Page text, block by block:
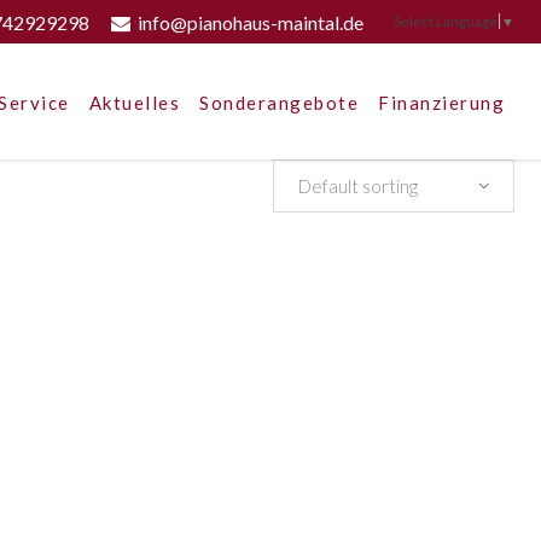
info@pianohaus-maintal.de Select Language ▼
Aktuelles Sonderangebote Finanzierung
Default sorting